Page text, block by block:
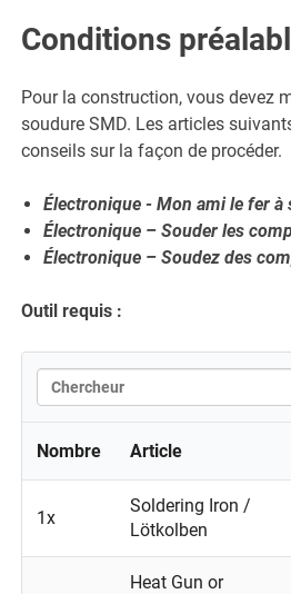
Conditions
Pour la construction, vous devez
soudure SMD. Les articles
conseils sur la façon de procéder.
Électronique - Mon ami le fer à
Électronique – Souder les
Électronique – Soudez des
Outil requis :
Nombre Article
1x
Soldering Iron /
Lötkolben
Heat Gun or